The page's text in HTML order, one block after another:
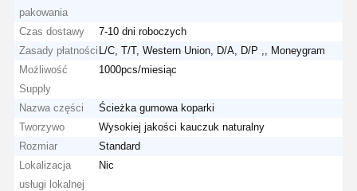
pakowania
Czas dostawy
7-10 dni roboczych
Zasady płatności L/C, T/T, Western Union, D/A, D/P ,, Moneygram
Możliwość
Supply
1000pcs/miesiąc
Nazwa części
Ścieżka gumowa koparki
Tworzywo
Wysokiej jakości kauczuk naturalny
Rozmiar
Standard
Lokalizacja
usługi lokalnej
Nic